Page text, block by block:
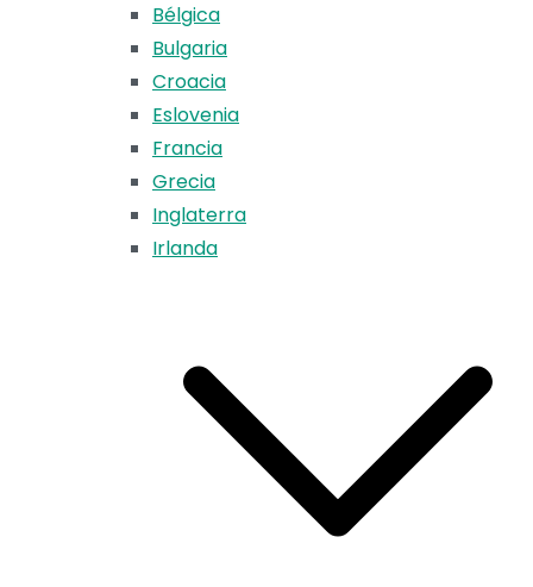
Bélgica
Bulgaria
Croacia
Eslovenia
Francia
Grecia
Inglaterra
Irlanda